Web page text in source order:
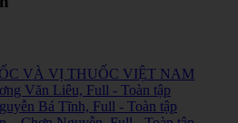
VÀ VỊ THUỐC VIỆT NAM
Văn Liêu, Full - Toàn tập
Bá Tĩnh, Full - Toàn tập